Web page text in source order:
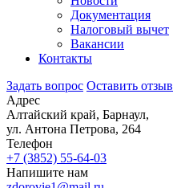
Документация
Налоговый вычет
Вакансии
Контакты
Задать вопрос Оставить отзыв
Адрес
Алтайский край, Барнаул,
ул. Антона Петрова, 264
Телефон
+7 (3852) 55-64-03
Напишите нам